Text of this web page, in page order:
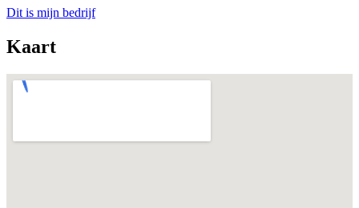
Dit is mijn bedrijf
Kaart